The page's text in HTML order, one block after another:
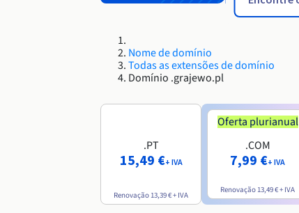
Nome de domínio
Todas as extensões de domínio
Domínio .grajewo.pl
.PT
15,49 €+ IVA
Renovação 13,39 €+ IVA
Oferta plurianual
.COM
7,99 €+ IVA
Renovação 13,49 €+ IVA